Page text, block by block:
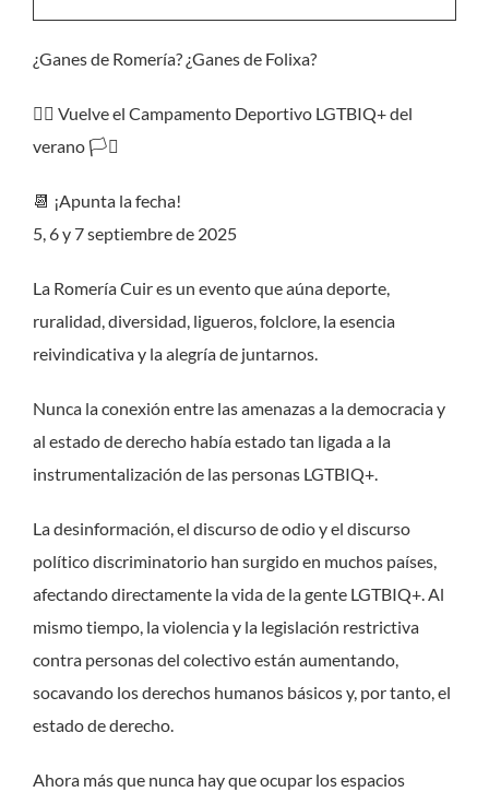
¿Ganes de Romería? ¿Ganes de Folixa?
🏳️‍🌈 Vuelve el Campamento Deportivo LGTBIQ+ del
verano 🏳️‍⚧️
📆 ¡Apunta la fecha!
5, 6 y 7 septiembre de 2025
La Romería Cuir es un evento que aúna deporte,
ruralidad, diversidad, ligueros, folclore, la esencia
reivindicativa y la alegría de juntarnos.
Nunca la conexión entre las amenazas a la democracia y
al estado de derecho había estado tan ligada a la
instrumentalización de las personas LGTBIQ+.
La desinformación, el discurso de odio y el discurso
político discriminatorio han surgido en muchos países,
afectando directamente la vida de la gente LGTBIQ+. Al
mismo tiempo, la violencia y la legislación restrictiva
contra personas del colectivo están aumentando,
socavando los derechos humanos básicos y, por tanto, el
estado de derecho.
Ahora más que nunca hay que ocupar los espacios